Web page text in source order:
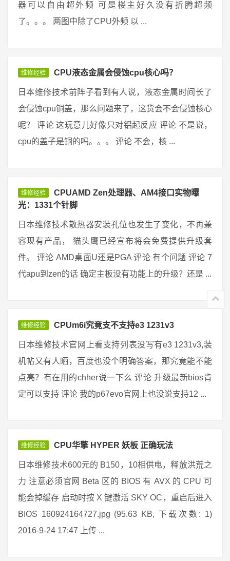
器可以自由超外频 可是楼主好久没有折腾超频
了。。。 两图中除了CPU外频 以 ...
维修经验 CPU液态金属会侵蚀cpu核心吗？
日本维修技术前阵子看到有人说，液态金属时间长了
会侵蚀cpu铜盖，那么问题来了，这货会不会侵蚀核心
呢？ 评论 这玩意儿好像只对铝起反应 评论 不是说，
cpu的盖子是铜的吗。。。 评论 不会，核 ...
维修经验
CPUAMD Zen处理器、AM4接口实物曝
光：1331个针脚
日本维修技术散热器安装孔位也发生了变化，不再兼
容现有产品， 猫头鹰已经宣布将会免费提供升级套
件。 评论 AMD桌面U还是PGA 评论 有个问题 评论 7
代apu到zen的话 确定主板没有功能上的升级？还是 ...
维修经验 CPUm6i究竟支不支持e3 1231v3
日本维修技术官网上看支持列表没写有e3 1231v3,装
机帖又有人晒，百度也没个明确答案，那究竟能不能
点亮？有在用的chher说一下么 评论 升级最新bios肯
定可以支持 评论 我的p67evo官网上也没说支持12 ...
维修经验 CPU华擎 HYPER 妖板 正确玩法
日本维修技术600元的 B150，10相供电，释放洪荒之
力 注意必须官网 Beta 区的 BIOS 有 AVX 的 CPU 可
能会掉缓存 启动时按 X 键激活 SKY OC，重启后进入
BIOS 160924164727.jpg (95.63 KB, 下载次数: 1)
2016-9-24 17:47 上传 ...